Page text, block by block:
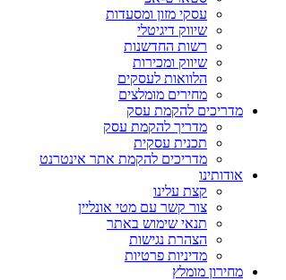
עסקי מזון ומסעדות
שיווק דיגיטלי
רשות החדשנות
שיווק ומכירות
הלוואות לעסקים
מחירים מומלצים
מדריכים להקמת עסק
מדריך להקמת עסק
תכנית עסקית
מדריכים להקמת אתר אינטרנט
אודותינו
קצת עלינו
צור קשר עם מטי אונליין
תנאי שימוש באתר
הצהרת נגישות
מדיניות פרטיות
מחירון מומלץ